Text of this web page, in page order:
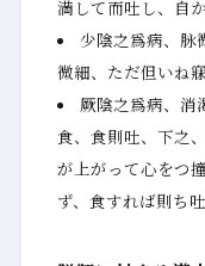
満して而吐し、自
少陰之爲病、脉
微細、ただ但いね
厥陰之爲病、消
食、食則吐、下之
が上がって心をつ
ず、食すれば則ち